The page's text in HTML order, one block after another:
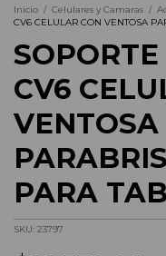
Inicio / Celulares y Camaras /
CV6 CELULAR CON VENTOSA
CV6
PARA
SKU: 23797